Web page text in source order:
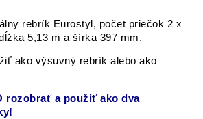
rebrík Eurostyl, počet priečok 2 x
5,13 m a šírka 397 mm.
ako výsuvný rebrík alebo ako
rozobrať a použiť ako dva